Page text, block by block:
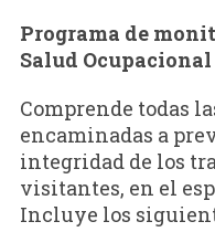
Programa de
Salud Ocupacional
Comprende todas
encaminadas a
integridad de los
visitantes, en el
Incluye los